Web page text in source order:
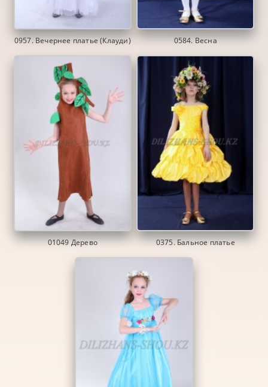
0957. Вечернее платье (Клауди) 0584. Весна
01049 Дерево 0375. Бальное платье